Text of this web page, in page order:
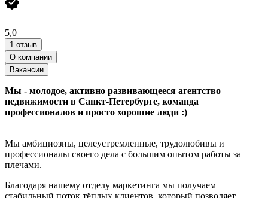
5,0
1 отзыв
О компании
Вакансии
Мы - молодое, активно развивающееся агентство
недвижимости в Санкт-Петербурге, команда
профессионалов и просто хорошие люди :)
Мы амбициозны, целеустремленные, трудолюбивы и
профессионалы своего дела с большим опытом работы за
плечами.
Благодаря нашему отделу маркетинга мы получаем
стабильный поток тёплых клиентов, который позволяет